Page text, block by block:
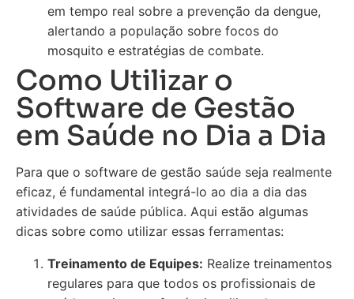
em tempo real sobre a prevenção da dengue,
alertando a população sobre focos do
mosquito e estratégias de combate.
Como Utilizar o
Software de Gestão
em Saúde no Dia a Dia
Para que o software de gestão saúde seja realmente
eficaz, é fundamental integrá-lo ao dia a dia das
atividades de saúde pública. Aqui estão algumas
dicas sobre como utilizar essas ferramentas:
Treinamento de Equipes: Realize treinamentos
regulares para que todos os profissionais de